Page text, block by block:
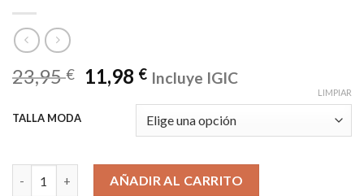
23,95€ 11,98 € Incluye IGIC
TALLA MODA
LIMPIAR
falda jeans mayoral cantidadAÑADIR AL CARRITO